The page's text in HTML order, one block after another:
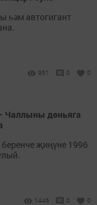
һәм автогигант
951 0 0
Чаллыны дөньяга
җиңүне 1996
1446 0 0